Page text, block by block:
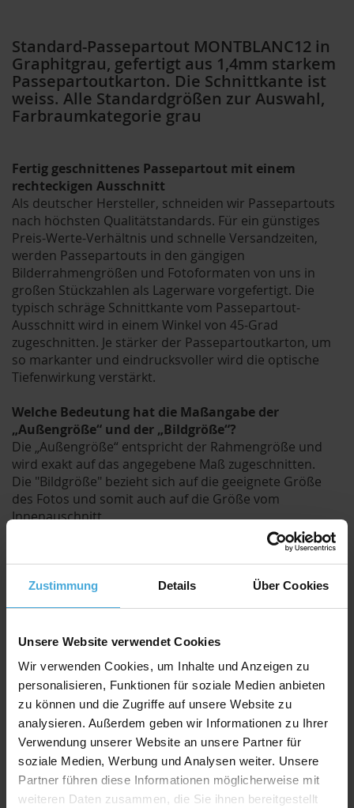
Zustimmung Details Über Cookies
Unsere Website verwendet Cookies
Wir verwenden Cookies, um Inhalte und Anzeigen zu
personalisieren, Funktionen für soziale Medien anbieten
zu können und die Zugriffe auf unsere Website zu
analysieren. Außerdem geben wir Informationen zu Ihrer
Verwendung unserer Website an unsere Partner für
soziale Medien, Werbung und Analysen weiter. Unsere
Partner führen diese Informationen möglicherweise mit
weiteren Daten zusammen, die Sie ihnen bereitgestellt
Standard-Passepartout MONTBLANC12 in
Graphitgrau, gefertigt aus 1,4mm starkem
Passepartoutkarton. Die Schnittkante ist
weiss. Alle Standardgrößen zur Auswahl,
Farbraumkategorie grau
Fertig geschnittenes Passepartout mit einem
rechteckigen Ausschnitt
Als deutscher Hersteller, schneiden wir Passepartouts
nach höchsten Qualitätstandards. Für ein günstiges
Preis-Werte-Verhältnis und schnelle Versandzeiten,
werden Passepartouts in den gängigen
Bilderrahmengrößen und Fotoformaten von uns in
großen Stückzahlen als Lagerware vorgefertigt. Die
typisch schräge Schnittkante vom Passepartout-
Ausschnitt wird in einem Winkel von 45-Grad
zugeschnitten. Je stärker der Passepartoutkarton, um
so markanter und eindrucksvoller wird die optische
Tiefenwirkung verstärkt.
Welche Bedeutung hat die Maßangabe der
„Außengröße“ und der „Bildgröße“?
Die „Außengröße“ entspricht der Rahmengröße und
wird exakt auf das angegebene Maß zugeschnitten.
Die "Bildgröße" bezieht sich auf die geeignete Größe
des Fotos und somit auch auf die Größe vom
Innenauschnitt.
Der Ausschnitt wird jedoch um ca. 8mm kleiner
Durch den etwas kleineren Ausschnitt kann das Bild /
Foto hinter dem Passepartout befestigt werden und
fällt nicht duch.
Qualitativ hochwertiger Passepartoutkarton für
Verhältnis
AlphaUVplus- WhiteAlpha
Die Serie „WhiteAlpha “ steht für einen hoch weißen
Basiskarton aus 100% Alphazellulose.
Über 200 Oberflächenfarben stehen zur Auswahl und
erhalten durch den weißen Schrägschnitt eine klare
abgrenzende Optik.